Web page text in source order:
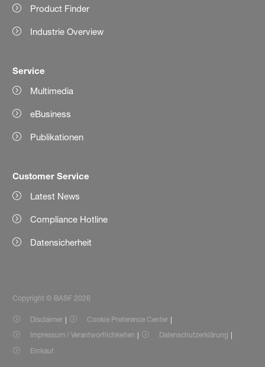
Product Finder
Industrie Overview
Service
Multimedia
eBusiness
Publikationen
Customer Service
Latest News
Compliance Hotline
Datensicherheit
Copyright © BASF 2026
Disclaimer
Cookie Preference Center
Impressum / Verantwortlichkeiten
Datenschutzerklärung
Einkauf